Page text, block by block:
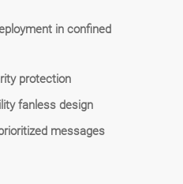
in confined
protection
fanless design
messages